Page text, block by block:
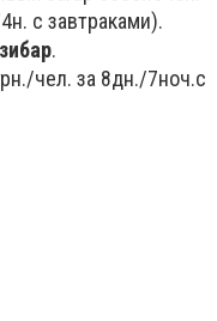
с завтраками).
.
чел. за 8дн./7ноч.с